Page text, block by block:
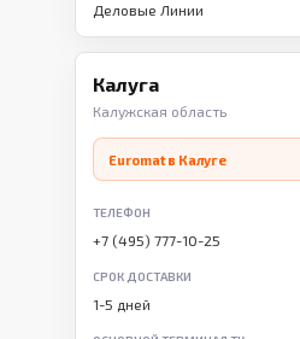
Деловые Линии
Калуга
Калужская область
Euromat в Калуге
ТЕЛЕФОН
+7 (495) 777-10-25
СРОК ДОСТАВКИ
1-5 дней